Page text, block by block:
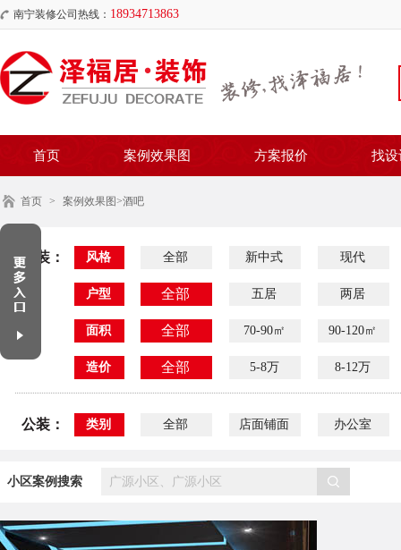
南宁装修公司热线： 18934713863
首页 案例效果图 方案报价 找设
首页 > 案例效果图>酒吧
家装： 风格 全部 新中式 现代
户型 全部 五居 两居
面积 全部 70-90㎡ 90-120㎡
造价 全部 5-8万 8-12万
公装： 类别 全部 店面铺面 办公室
小区案例搜索